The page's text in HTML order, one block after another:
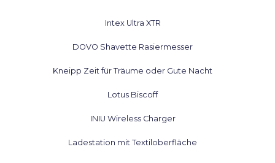
Intex Ultra XTR
DOVO Shavette Rasiermesser
Kneipp Zeit für Träume oder Gute Nacht
Lotus Biscoff
INIU Wireless Charger
Ladestation mit Textiloberfläche